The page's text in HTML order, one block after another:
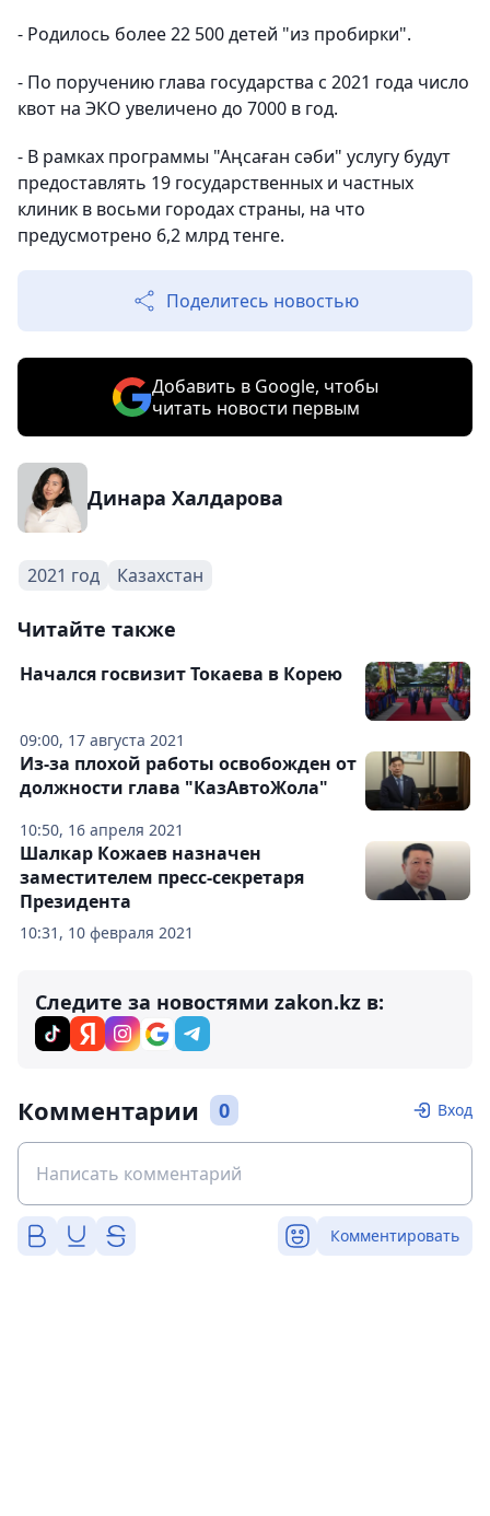
- Родилось более 22 500 детей "из пробирки".
- По поручению глава государства с 2021 года число
квот на ЭКО увеличено до 7000 в год.
- В рамках программы "Аңсаған сәби" услугу будут
предоставлять 19 государственных и частных
клиник в восьми городах страны, на что
предусмотрено 6,2 млрд тенге.
Поделитесь новостью
Добавить в Google, чтобы
читать новости первым
Динара Халдарова
2021 год Казахстан
Читайте также
09:00, 17 августа 2021
Начался госвизит Токаева в Корею
10:50, 16 апреля 2021
Из-за плохой работы освобожден от
должности глава "КазАвтоЖола"
10:31, 10 февраля 2021
Шалкар Кожаев назначен
заместителем пресс-секретаря
Президента
Следите за новостями zakon.kz в:
Комментарии 0 Вход
Комментировать